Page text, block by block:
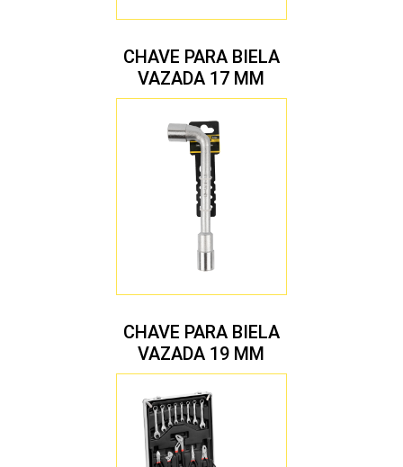
CHAVE PARA BIELA
VAZADA 17 MM
CHAVE PARA BIELA
VAZADA 19 MM